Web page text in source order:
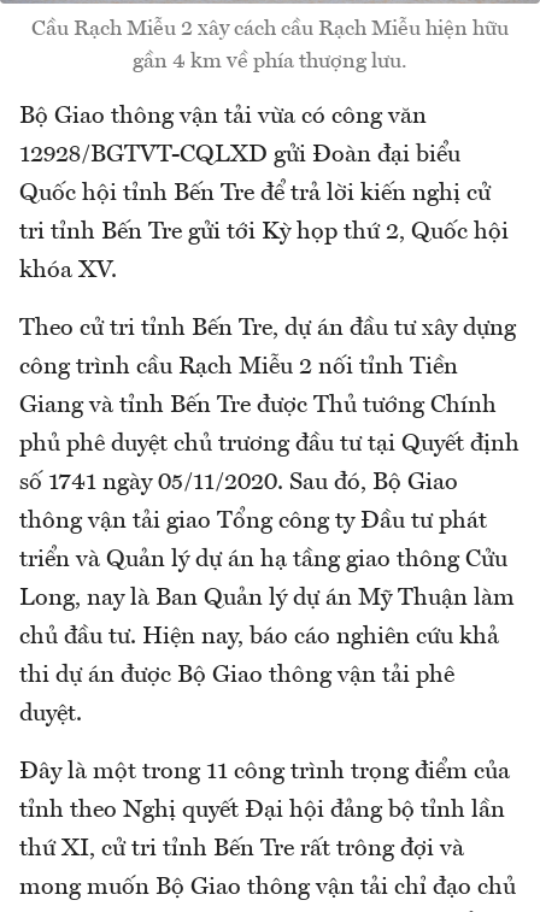
Cầu Rạch Miễu 2 xây cách cầu Rạch Miễu hiện hữu
gần 4 km về phía thượng lưu.
Bộ Giao thông vận tải vừa có công văn
12928/BGTVT-CQLXD gửi Đoàn đại biểu
Quốc hội tỉnh Bến Tre để trả lời kiến nghị cử
tri tỉnh Bến Tre gửi tới Kỳ họp thứ 2, Quốc hội
khóa XV.
Theo cử tri tỉnh Bến Tre, dự án đầu tư xây dựng
công trình cầu Rạch Miễu 2 nối tỉnh Tiền
Giang và tỉnh Bến Tre được Thủ tướng Chính
phủ phê duyệt chủ trương đầu tư tại Quyết định
số 1741 ngày 05/11/2020. Sau đó, Bộ Giao
thông vận tải giao Tổng công ty Đầu tư phát
triển và Quản lý dự án hạ tầng giao thông Cửu
Long, nay là Ban Quản lý dự án Mỹ Thuận làm
chủ đầu tư. Hiện nay, báo cáo nghiên cứu khả
thi dự án được Bộ Giao thông vận tải phê
duyệt.
Đây là một trong 11 công trình trọng điểm của
tỉnh theo Nghị quyết Đại hội đảng bộ tỉnh lần
thứ XI, cử tri tỉnh Bến Tre rất trông đợi và
mong muốn Bộ Giao thông vận tải chỉ đạo chủ